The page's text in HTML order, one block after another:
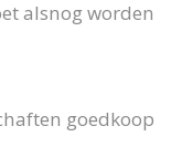
alsnog worden
goedkoop